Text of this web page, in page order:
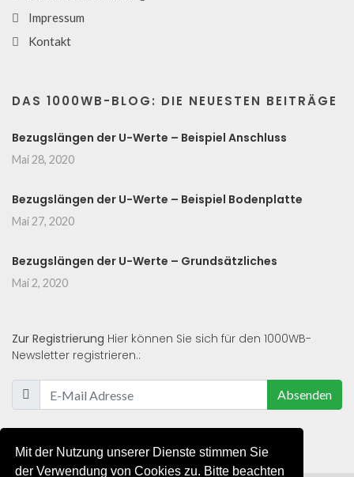
Mit der Nutzung unserer Dienste stimmen Sie
der Verwendung von Cookies zu. Bitte beachten
Impressum
Kontakt
DAS 1000WB-BLOG: DIE NEUESTEN BEITRÄGE
Bezugslängen der U-Werte – Beispiel Anschluss
Mai 28, 2020
Bezugslängen der U-Werte – Beispiel Bodenplatte
Mai 27, 2020
Bezugslängen der U-Werte – Grundsätzliches
Mai 2, 2020
Zur Registrierung Hier können Sie sich für den 1000WB-
Newsletter registrieren.:
Absenden